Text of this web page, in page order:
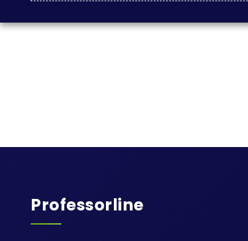
Professorline